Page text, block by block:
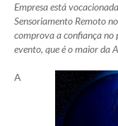
Empresa está
Sensoriamento Remoto
comprova a confiança no
evento, que é o maior da
A